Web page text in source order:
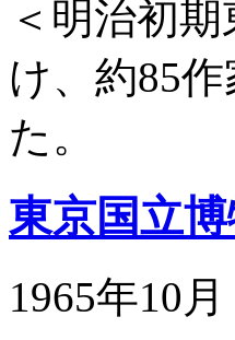
＜明治初
け、約85
た。
東京国立
1965年10月